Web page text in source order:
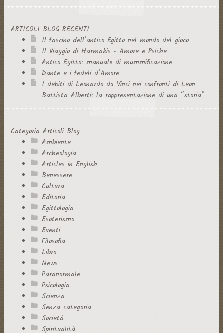
ARTICOLI BLOG RECENTI
Il fascino dell’antico Egitto nel mondo del gioco
Il Viaggio di Harmakis - Amore e Psiche
Antico Egitto: manuale di mummificazione
Dante e i fedeli d’Amore
I debiti di Leonardo da Vinci nei confronti di Leon
Battista Alberti: la rappresentazione di una “storia”
Categoria Articoli Blog
Ambiente
Archeologia
Articles in English
Benessere
Cultura
Editoria
Egittologia
Esoterismo
Eventi
Filosofia
Libro
News
Paranormale
Psicologia
Scienza
Senza categoria
Società
Spiritualità